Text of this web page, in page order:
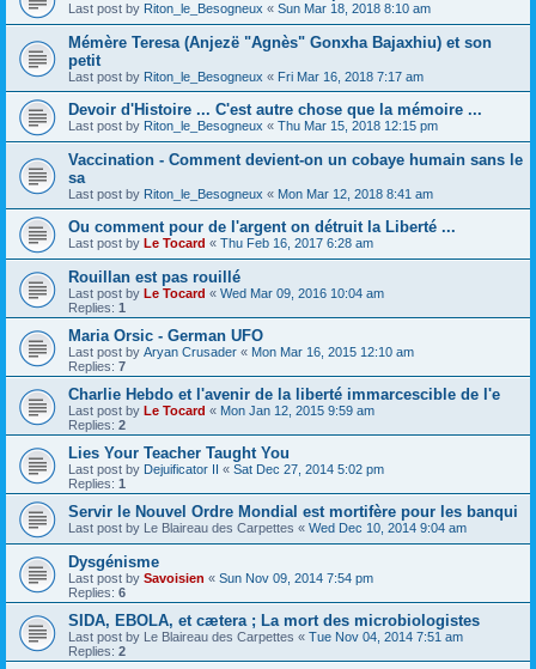
Last post by Riton_le_Besogneux « Sun Mar 18, 2018 8:10 am
Mémère Teresa (Anjezë "Agnès" Gonxha Bajaxhiu) et son
petit
Last post by Riton_le_Besogneux « Fri Mar 16, 2018 7:17 am
Devoir d'Histoire ... C'est autre chose que la mémoire ...
Last post by Riton_le_Besogneux « Thu Mar 15, 2018 12:15 pm
Vaccination - Comment devient-on un cobaye humain sans le
sa
Last post by Riton_le_Besogneux « Mon Mar 12, 2018 8:41 am
Ou comment pour de l'argent on détruit la Liberté ...
Last post by Le Tocard « Thu Feb 16, 2017 6:28 am
Rouillan est pas rouillé
Last post by Le Tocard « Wed Mar 09, 2016 10:04 am
Replies: 1
Maria Orsic - German UFO
Last post by Aryan Crusader « Mon Mar 16, 2015 12:10 am
Replies: 7
Charlie Hebdo et l'avenir de la liberté immarcescible de l'e
Last post by Le Tocard « Mon Jan 12, 2015 9:59 am
Replies: 2
Lies Your Teacher Taught You
Last post by Dejuificator II « Sat Dec 27, 2014 5:02 pm
Replies: 1
Servir le Nouvel Ordre Mondial est mortifère pour les banqui
Last post by Le Blaireau des Carpettes « Wed Dec 10, 2014 9:04 am
Dysgénisme
Last post by Savoisien « Sun Nov 09, 2014 7:54 pm
Replies: 6
SIDA, EBOLA, et cætera ; La mort des microbiologistes
Last post by Le Blaireau des Carpettes « Tue Nov 04, 2014 7:51 am
Replies: 2